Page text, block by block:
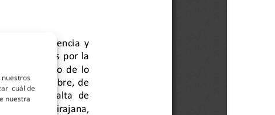
cuál de
nuestra